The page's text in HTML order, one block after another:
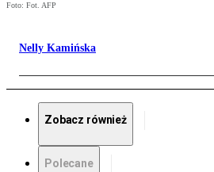
Foto: Fot. AFP
Nelly Kamińska
Zobacz również
Polecane